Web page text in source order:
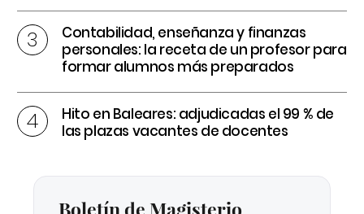
Contabilidad, enseñanza y finanzas
personales: la receta de un profesor para
formar alumnos más preparados
Hito en Baleares: adjudicadas el 99 % de
las plazas vacantes de docentes
Boletín de Magisterio